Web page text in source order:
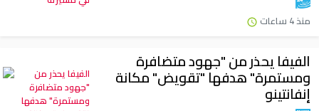
منذ 4 ساعات
الفيفا يحذر من "جهود متضافرة
ومستمرة" هدفها "تقويض" مكانة
إنفانتينو